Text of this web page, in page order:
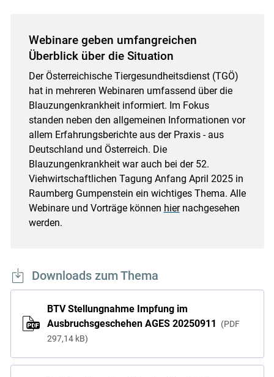
Webinare geben umfangreichen
Überblick über die Situation
Der Österreichische Tiergesundheitsdienst (TGÖ)
hat in mehreren Webinaren umfassend über die
Blauzungenkrankheit informiert. Im Fokus
standen neben den allgemeinen Informationen vor
allem Erfahrungsberichte aus der Praxis - aus
Deutschland und Österreich. Die
Blauzungenkrankheit war auch bei der 52.
Viehwirtschaftlichen Tagung Anfang April 2025 in
Raumberg Gumpenstein ein wichtiges Thema. Alle
Webinare und Vorträge können hiernachgesehen
werden.
Downloads zum Thema
BTV Stellungnahme Impfung im
Ausbruchsgeschehen AGES 20250911
PDF
297,14 kB